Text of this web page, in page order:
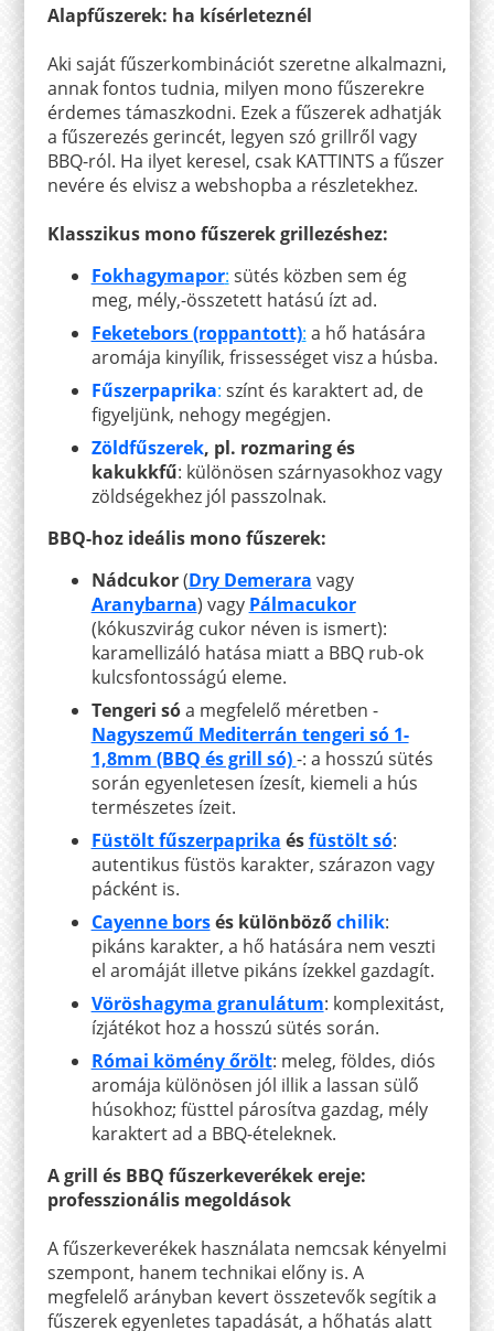
Alapfűszerek: ha kísérleteznél
Aki saját fűszerkombinációt szeretne alkalmazni,
annak fontos tudnia, milyen mono fűszerekre
érdemes támaszkodni. Ezek a fűszerek adhatják
a fűszerezés gerincét, legyen szó grillről vagy
BBQ-ról. Ha ilyet keresel, csak KATTINTS a fűszer
nevére és elvisz a webshopba a részletekhez.
Klasszikus mono fűszerek grillezéshez:
Fokhagymapor: sütés közben sem ég
meg, mély,-összetett hatású ízt ad.
Feketebors (roppantott): a hő hatására
aromája kinyílik, frissességet visz a húsba.
Fűszerpaprika: színt és karaktert ad, de
figyeljünk, nehogy megégjen.
Zöldfűszerek, pl. rozmaring és
kakukkfű: különösen szárnyasokhoz vagy
zöldségekhez jól passzolnak.
BBQ-hoz ideális mono fűszerek:
Nádcukor(Dry Demerara vagy
Aranybarna) vagy Pálmacukor
(kókuszvirág cukor néven is ismert):
karamellizáló hatása miatt a BBQ rub-ok
kulcsfontosságú eleme.
Tengeri sóa megfelelő méretben -
Nagyszemű Mediterrán tengeri só 1-
1,8mm (BBQ és grill só)-: a hosszú sütés
során egyenletesen ízesít, kiemeli a hús
természetes ízeit.
Füstölt fűszerpaprika ésfüstölt só:
autentikus füstös karakter, szárazon vagy
pácként is.
Cayenne borsés különbözőchilik:
pikáns karakter, a hő hatására nem veszti
el aromáját illetve pikáns ízekkel gazdagít.
Vöröshagyma granulátum: komplexitást,
ízjátékot hoz a hosszú sütés során.
Római kömény őrölt: meleg, földes, diós
aromája különösen jól illik a lassan sülő
húsokhoz; füsttel párosítva gazdag, mély
karaktert ad a BBQ-ételeknek.
A grill és BBQ fűszerkeverékek ereje:
professzionális megoldások
A fűszerkeverékek használata nemcsak kényelmi
szempont, hanem technikai előny is. A
megfelelő arányban kevert összetevők segítik a
fűszerek egyenletes tapadását, a hőhatás alatt